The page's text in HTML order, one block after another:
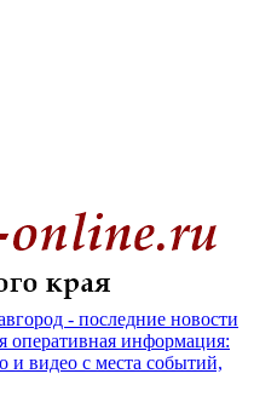
- последние новости
оперативная информация:
и видео с места событий,